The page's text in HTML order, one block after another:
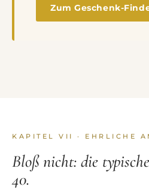
Zum Geschenk-
KAPITEL VII · EHRLICHE
Bloß nicht: die
40.